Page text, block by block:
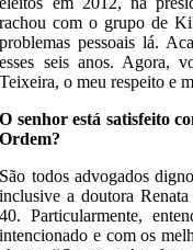
rachou com o grupo de
problemas pessoais lá.
esses seis anos. Agora,
Teixeira, o meu respeito e
O senhor está satisfeito
Ordem?
São todos advogados
inclusive a doutora
40. Particularmente,
intencionado e com os